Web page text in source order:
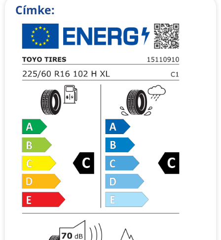
Címke: